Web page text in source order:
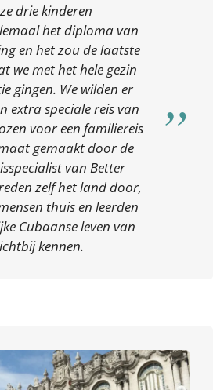
drie kinderen
het diploma van
en het zou de laatste
we met het hele gezin
gingen. We wilden er
extra speciale reis van
voor een familiereis
gemaakt door de
van Better
zelf het land door,
thuis en leerden
Cubaanse leven van
kennen.